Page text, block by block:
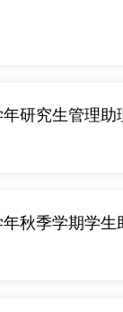
年研究生管理助
年秋季学期学生